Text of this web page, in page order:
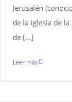
Jerusalén
de la iglesia de
de [...]
Leer más